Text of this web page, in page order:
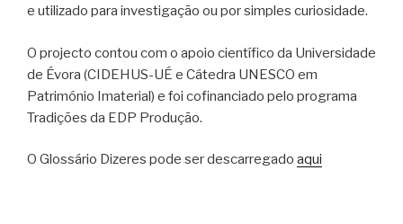
e utilizado para investigação ou por simples curiosidade.
O projecto contou com o apoio científico da Universidade
de Évora (CIDEHUS-UÉ e Cátedra UNESCO em
Património Imaterial) e foi cofinanciado pelo programa
Tradições da EDP Produção.
O Glossário Dizeres pode ser descarregado aqui